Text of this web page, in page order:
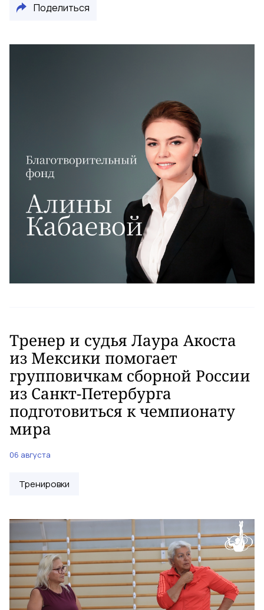
Поделиться
Тренер и судья Лаура Акоста
из Мексики помогает
групповичкам сборной России
из Санкт-Петербурга
подготовиться к чемпионату
мира
06 августа
Тренировки